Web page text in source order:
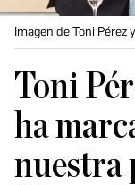
Imagen de Toni Pérez
Toni
ha
nuestra